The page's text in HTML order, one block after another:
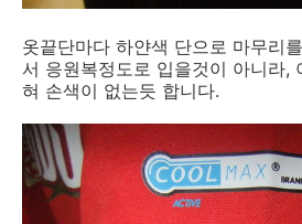
옷끝단마다 하얀색 단으로 마무리
서 응원복정도로 입을것이 아니라,
혀 손색이 없는듯 합니다.